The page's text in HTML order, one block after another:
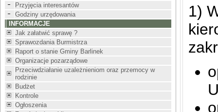
Przyjęcia interesantów
Godziny urzędowania
INFORMACJE
Jak załatwić sprawę ?
Sprawozdania Burmistrza
Raport o stanie Gminy Barlinek
Organizacje pozarządowe
Przeciwdziałanie uzależnieniom oraz przemocy w
rodzinie
Budżet
Kontrole
Ogłoszenia
1)